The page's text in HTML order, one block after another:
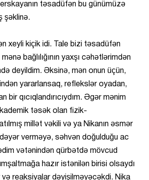
təsadüfən bu günümüzə
şəklinə.
xeyli kiçik idi. Tale bizi təsadüfən
bağlılığının yaxşı cəhətlərimdən
deyildim. Əksinə, mən onun üçün,
yararlansaq, reflekslər oyadan,
bir qıcıqlandırıcıydım. Əgər mənim
təsək olan fizik-
millət vəkili və ya Nikanın əsmər
verməyə, səhvən doğulduğu ac
vətənindən qürbətdə mövcud
hazır istənilən birisi olsaydı
və reaksiyalar dəyişilməyəcəkdi. Nika